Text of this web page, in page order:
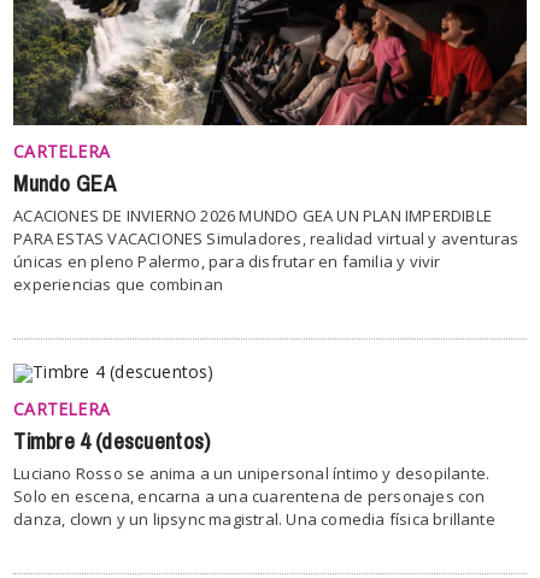
CARTELERA
Mundo GEA
ACACIONES DE INVIERNO 2026 MUNDO GEA UN PLAN IMPERDIBLE
PARA ESTAS VACACIONES Simuladores, realidad virtual y aventuras
únicas en pleno Palermo, para disfrutar en familia y vivir
experiencias que combinan
CARTELERA
Timbre 4 (descuentos)
Luciano Rosso se anima a un unipersonal íntimo y desopilante.
Solo en escena, encarna a una cuarentena de personajes con
danza, clown y un lipsync magistral. Una comedia física brillante